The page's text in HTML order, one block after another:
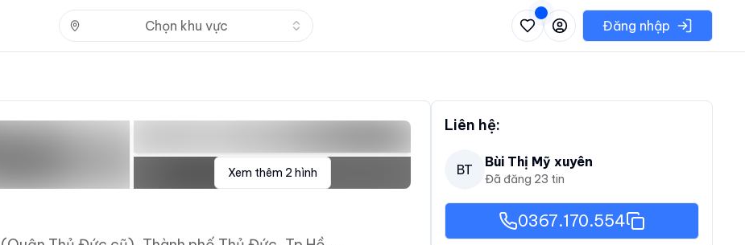
Chọn khu vực Nhấn để mở danh sách các khu vực có thể chọnĐăng nhập
Xem thêm 2 hình
Liên hệ:
BT Bùi Thị Mỹ xuyên
Đã đăng 23 tin
0367.170.554